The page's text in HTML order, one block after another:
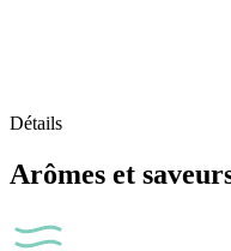
Détails
Arômes et